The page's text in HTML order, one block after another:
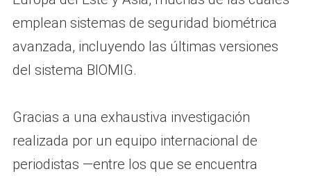
emplean sistemas de seguridad biométrica
avanzada, incluyendo las últimas versiones
del sistema BIOMIG.
Gracias a una exhaustiva investigación
realizada por un equipo internacional de
periodistas —entre los que se encuentra